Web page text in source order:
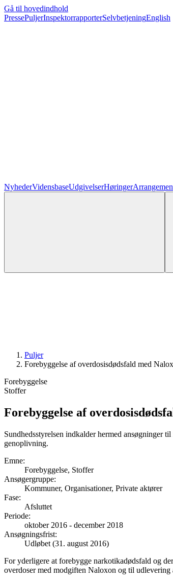
Gå til hovedindhold
PressePuljerInspektorrapporterSelvbetjeningEnglish
NyhederVidensbaseUdgivelserHøringer
Puljer
Forebyggelse af overdosis­dødsfald med
Forebyggelse
Stoffer
Forebyggelse af
Sundhedsstyrelsen indkalder hermed ansøgninger
genoplivning.
Emne:
Forebyggelse, Stoffer
Ansøgergruppe:
Kommuner, Organisationer, Private aktører
Fase:
Afsluttet
Periode:
oktober 2016 - december 2018
Ansøgningsfrist:
Udløbet (31. august 2016)
For yderligere at forebygge narkotikadødsfald og
overdoser med modgiften Naloxon og til